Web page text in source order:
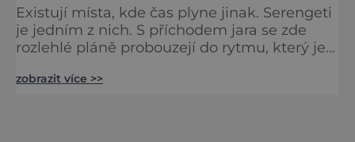
Existují místa, kde čas plyne jinak. Serengeti
je jedním z nich. S příchodem jara se zde
rozlehlé pláně probouzejí do rytmu, který je
tráva svěží a horizont nekonečný. A právě v
zobrazit více >>